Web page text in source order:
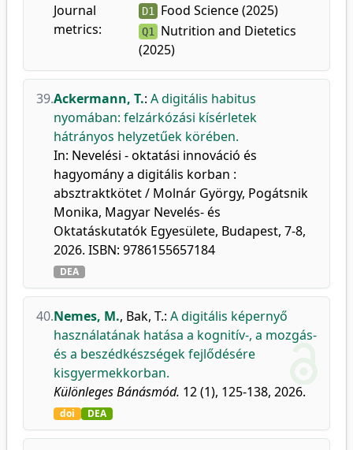
Journal
metrics:
D1 Food Science (2025)
Q1 Nutrition and Dietetics
(2025)
39.Ackermann, T.: A digitális habitus
nyomában: felzárkózási kísérletek
hátrányos helyzetűek körében.
In: Nevelési - oktatási innováció és
hagyomány a digitális korban :
absztraktkötet / Molnár György, Pogátsnik
Monika, Magyar Nevelés- és
Oktatáskutatók Egyesülete, Budapest, 7-8,
2026. ISBN: 9786155657184
DEA
40.Nemes, M., Bak, T.: A digitális képernyő
használatának hatása a kognitív-, a mozgás-
és a beszédkészségek fejlődésére
kisgyermekkorban.
Különleges Bánásmód. 12 (1), 125-138, 2026.
doi DEA